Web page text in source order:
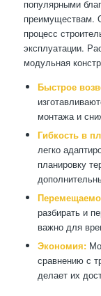
популярными
преимуществам.
процесс
эксплуатации.
модульная
Быстрое
монтажа и
Гибкость в
легко
планировку
разбирать и
важно для
Экономия:
сравнению с
делает их